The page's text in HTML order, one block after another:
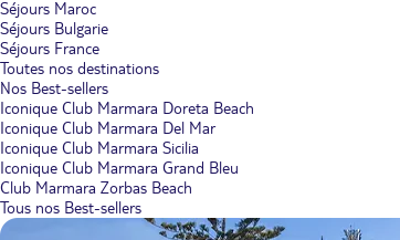
Séjours Maroc
Séjours Bulgarie
Séjours France
Toutes nos destinations
Nos Best-sellers
Iconique Club Marmara Doreta Beach
Iconique Club Marmara Del Mar
Iconique Club Marmara Sicilia
Iconique Club Marmara Grand Bleu
Club Marmara Zorbas Beach
Tous nos Best-sellers